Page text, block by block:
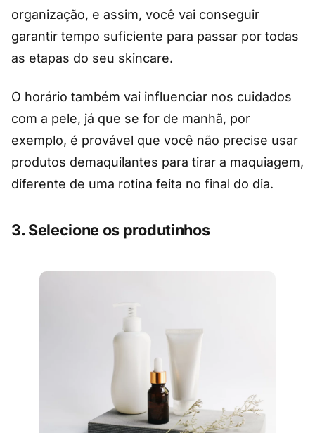
organização, e assim, você vai conseguir
garantir tempo suficiente para passar por todas
as etapas do seu skincare.
O horário também vai influenciar nos cuidados
com a pele, já que se for de manhã, por
exemplo, é provável que você não precise usar
produtos demaquilantes para tirar a maquiagem,
diferente de uma rotina feita no final do dia.
3. Selecione os produtinhos